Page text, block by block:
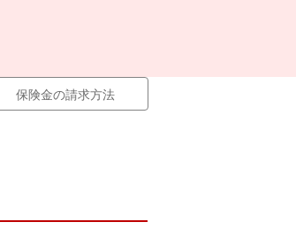
保険金の請求方法